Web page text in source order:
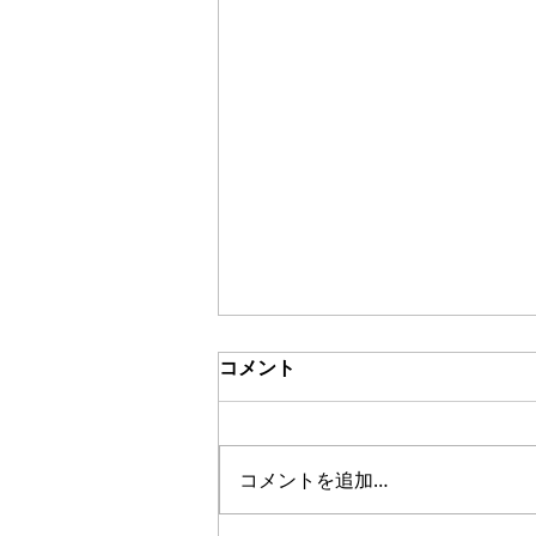
ブッチュアブ
コメント
コメントを追加…